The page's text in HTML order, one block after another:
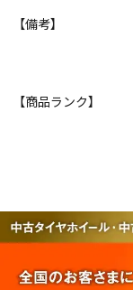
【備考】
【商品ランク】